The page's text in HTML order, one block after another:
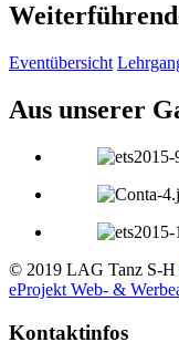
Eventübersicht
Aus unserer
© 2019 LAG Tanz S-H
eProjekt Web- &
Kontaktinfos